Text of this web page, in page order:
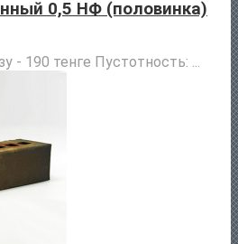
0,5 НФ (половинка)
- 190 тенге Пустотность: ...